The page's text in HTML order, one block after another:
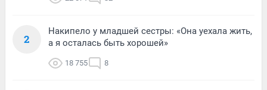
2
Накипело у младшей сестры: «Она уехала жить,
а я осталась быть хорошей»
18 755 8